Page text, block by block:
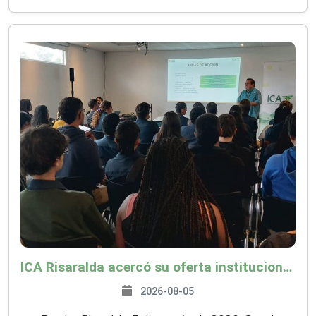
ICA Risaralda acercó su oferta institucional a productores y emprendedores en Expocamello
2026-08-05